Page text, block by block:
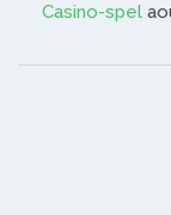
Casino-spel